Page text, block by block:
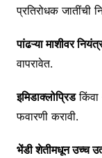
प्रतिरोधक जातींची
पांढऱ्या माशीवर
वापरावेत.
इमिडाक्लोप्रिडकिंवा
फवारणी करावी.
भेंडी शेतीमधून उच्च